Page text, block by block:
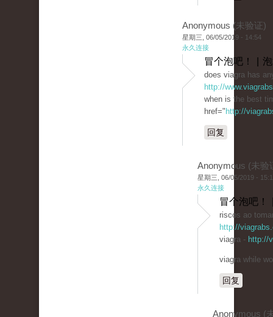
Anonymous (未验证)
星期三, 06/05/2019 - 14:54
永久连接
冒个泡吧！ |
does viagra has
http://
when is the best
href=" http://
回复
Anonymous (未验
星期三, 06/05/2019 -
永久连接
冒个泡吧！
riscos ao
http://
viagra - http://
viagra while
回复
Anonymous (